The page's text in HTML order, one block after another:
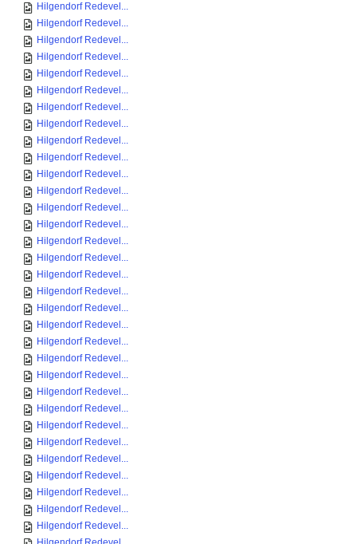
Hilgendorf Redevel...
Hilgendorf Redevel...
Hilgendorf Redevel...
Hilgendorf Redevel...
Hilgendorf Redevel...
Hilgendorf Redevel...
Hilgendorf Redevel...
Hilgendorf Redevel...
Hilgendorf Redevel...
Hilgendorf Redevel...
Hilgendorf Redevel...
Hilgendorf Redevel...
Hilgendorf Redevel...
Hilgendorf Redevel...
Hilgendorf Redevel...
Hilgendorf Redevel...
Hilgendorf Redevel...
Hilgendorf Redevel...
Hilgendorf Redevel...
Hilgendorf Redevel...
Hilgendorf Redevel...
Hilgendorf Redevel...
Hilgendorf Redevel...
Hilgendorf Redevel...
Hilgendorf Redevel...
Hilgendorf Redevel...
Hilgendorf Redevel...
Hilgendorf Redevel...
Hilgendorf Redevel...
Hilgendorf Redevel...
Hilgendorf Redevel...
Hilgendorf Redevel...